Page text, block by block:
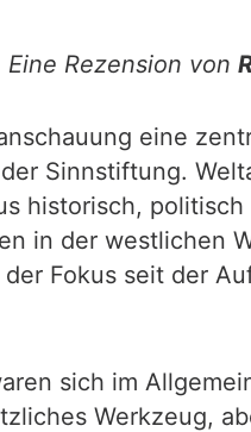
Eine Rezension von
eine
Sinnstiftung.
historisch,
in der westlichen
Fokus seit der
sich im
Werkzeug,